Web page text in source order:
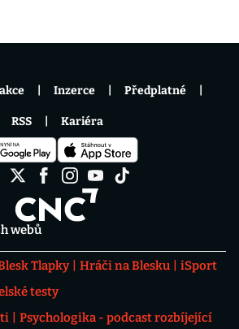
webů
Tlapky Hráči na Blesku
iSport
testy
Psychologika - podcast rozbíjející
Inzerce Předplatné
RSS Kariéra